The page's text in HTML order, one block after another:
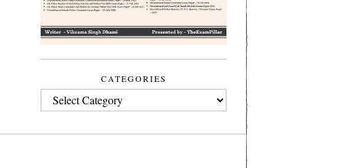
CATEGORIES
CATEGORIES